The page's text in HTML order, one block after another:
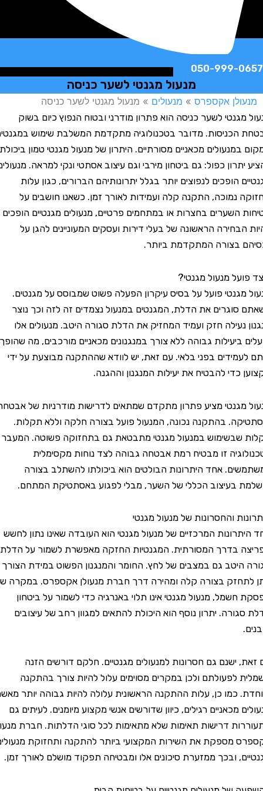
050-999-
מנעול מגנטי לשער כניסה
אקספרס»מנעולים»מנעול מגנטי לשער כניסה
לשער כניסה הוא פתרון מודרני ובטוח הנפוץ כיום בשוק
מדובר בטכנולוגיה מתקדמת המשלבת שימוש במגנטים
מכאניים מסורתיים. היתרון של מנעול מגנטי טמון ביכולתו
כפול: גם ביטחון מירבי וגם עיצוב אסתטי ונקי למראה. מנעולים
הופכים לנפוצים יותר בגלל יתרונותיהם הברורים, כגון עלות
נמוכה, התקנה קלה ועמידות לאורך זמן. כשאנו חושבים על
בחצרות או במתחמים פרטיים, מנעולים מגנטיים הופכים
הראשונה של בעלי דירות ועסקים המעוניינים להגן על
בצורה המתקדמת ביותר.
מנעול מגנטי?
פועל על בסיס עיקרון הפעלה פשוט שמבוסס על מגנטים.
את הדלת, המגנטים במנעול נצמדים זה לזה וכך נוצר
חזק ועמיד המחזיק את הדלת סגורה היטב. מנעולים אלו
גבוהה ללא צורך במנגנונים מכאניים מורכבים, מה שהופך
בפני בלאי. עם זאת, יש לוודא שההתקנה מבוצעת על ידי
להבטיח את יעילות המנגנון וההגנה.
מציע פתרון מתקדם שמתאים לדרישות מודרניות של אבטחה
בהתקנה נכונה, המנעול פועל בצורה חלקה וללא תקלות.
במנעול מגנטי מתבטאת גם בתחזוקה פשוטה. המעבר
זו מבטיח רמת אבטחה גבוהה לצד נוחות מקסימלית
אחד היתרונות הבולטים הוא ביכולתו להשתלב בצורה
בעיצוב הכללי של השער, מבלי לפגוע באסתטיקת המתחם.
והחסרונות של מנעול מגנטי
המרכזיים של מנעול מגנטי הוא העובדה שאינו נתון לחשש
בדרך המסורתית. המגנטיות החזקה מאפשרת לשמור על הדלת
גם במצבים של לחץ. החומר והמנגנון הפשוט במידת הצורך
בצורה קלה ומהירה דרך חברת מנעולן אקספרס. במקרה של
מנעול מגנטי אינו תלוי באנרגיה כדי לשמור על ביטחון
יתרון נוסף הוא היכולת להתאים למגוון רחב של עיצובים
גם חסרונות למנעולים מגנטיים. חלקם דורשים הזנה
לפעולתם ולכן במקרים מסוימים עלול להיות צורך בהתקנה
כמו כן, עלות ההתקנה הראשונית עלולה להיות גבוהה יותר מאשר
מכאניים רגילים, כיוון שדורשים אנשי מקצוע מיומנים. לעיתים גם
דרישות תאימות שלא מתאימות לכל סוגי הדלתות. חברת מנעולן
מספקת את השירות המקצועי ביותר להתקנה ותחזוקת מנעולים
ובכך ממזערת סיכונים אלו ומבטיחה תפקוד מושלם לאורך זמן.